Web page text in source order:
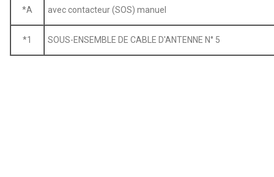
*A avec contacteur (SOS) manuel
*1 SOUS-ENSEMBLE DE CABLE D'ANTENNE N° 5